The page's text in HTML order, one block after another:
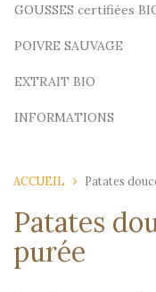
GOUSSES certifiées
POIVRE SAUVAGE
EXTRAIT BIO
INFORMATIONS
ACCUEIL Patates
Patates
purée